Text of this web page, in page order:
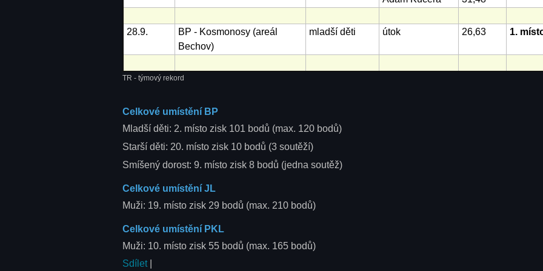
28.9.
BP - Kosmonosy (areál
Bechov)
mladší děti útok 26,63 1.
TR - týmový rekord
Celkové umístění BP
Mladší děti: 2. místo zisk 101 bodů (max. 120 bodů)
Starší děti: 20. místo zisk 10 bodů (3 soutěží)
Smíšený dorost: 9. místo zisk 8 bodů (jedna soutěž)
Celkové umístění JL
Muži: 19. místo zisk 29 bodů (max. 210 bodů)
Celkové umístění PKL
Muži: 10. místo zisk 55 bodů (max. 165 bodů)
Sdílet